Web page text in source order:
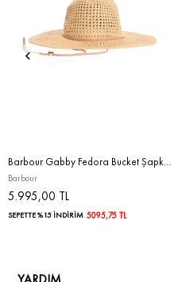
Barbour Gabby Fedora Bucket Şapka BE11 Natural
Barbour
5.995,00 TL
SEPETTE %15 İNDİRİM 5095,75 TL